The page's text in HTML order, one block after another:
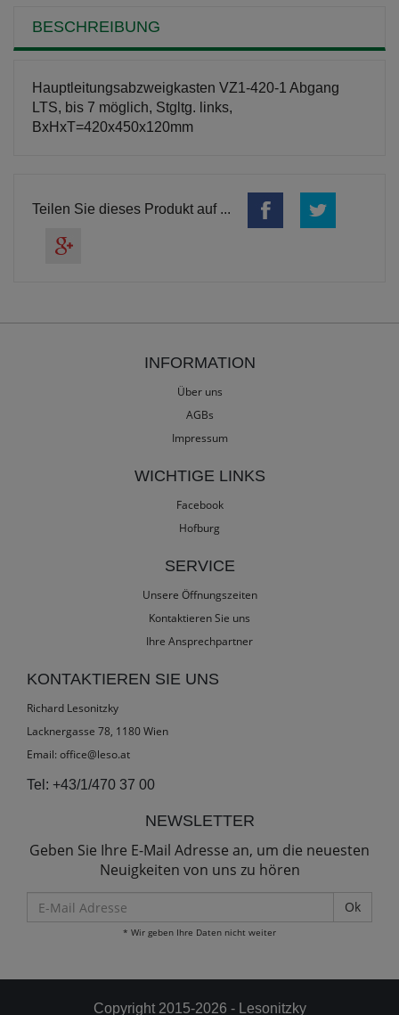
BESCHREIBUNG
Hauptleitungsabzweigkasten VZ1-420-1 Abgang
LTS, bis 7 möglich, Stgltg. links,
BxHxT=420x450x120mm
Teilen Sie dieses Produkt auf ...
INFORMATION
Über uns
AGBs
Impressum
WICHTIGE LINKS
Facebook
Hofburg
SERVICE
Unsere Öffnungszeiten
Kontaktieren Sie uns
Ihre Ansprechpartner
KONTAKTIEREN SIE UNS
Richard Lesonitzky
Lacknergasse 78, 1180 Wien
Email: office@leso.at
Tel: +43/1/470 37 00
NEWSLETTER
Geben Sie Ihre E-Mail Adresse an, um die neuesten
Neuigkeiten von uns zu hören
Mail
Adresse
* Wir geben Ihre Daten nicht weiter
Copyright 2015-2026 - Lesonitzky